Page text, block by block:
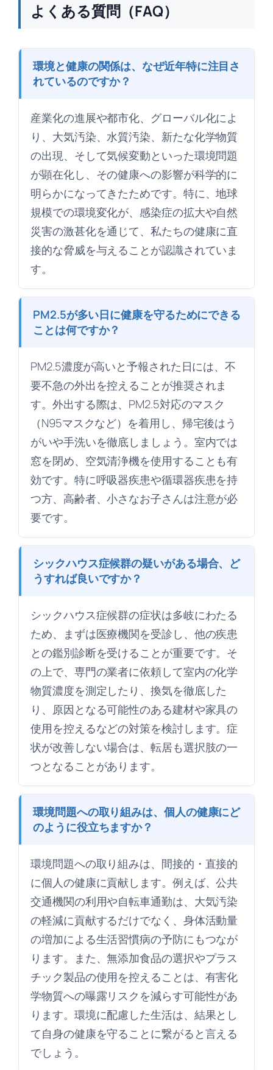
よくある質問（FAQ）
環境と健康の関係は、なぜ近年特に注目さ
れているのですか？
産業化の進展や都市化、グローバル化によ
り、大気汚染、水質汚染、新たな化学物質
の出現、そして気候変動といった環境問題
が顕在化し、その健康への影響が科学的に
明らかになってきたためです。特に、地球
規模での環境変化が、感染症の拡大や自然
災害の激甚化を通じて、私たちの健康に直
接的な脅威を与えることが認識されていま
す。
PM2.5が多い日に健康を守るためにできる
ことは何ですか？
PM2.5濃度が高いと予報された日には、不
要不急の外出を控えることが推奨されま
す。外出する際は、PM2.5対応のマスク
（N95マスクなど）を着用し、帰宅後はう
がいや手洗いを徹底しましょう。室内では
窓を閉め、空気清浄機を使用することも有
効です。特に呼吸器疾患や循環器疾患を持
つ方、高齢者、小さなお子さんは注意が必
要です。
シックハウス症候群の疑いがある場合、ど
うすれば良いですか？
シックハウス症候群の症状は多岐にわたる
ため、まずは医療機関を受診し、他の疾患
との鑑別診断を受けることが重要です。そ
の上で、専門の業者に依頼して室内の化学
物質濃度を測定したり、換気を徹底した
り、原因となる可能性のある建材や家具の
使用を控えるなどの対策を検討します。症
状が改善しない場合は、転居も選択肢の一
つとなることがあります。
環境問題への取り組みは、個人の健康にど
のように役立ちますか？
環境問題への取り組みは、間接的・直接的
に個人の健康に貢献します。例えば、公共
交通機関の利用や自転車通勤は、大気汚染
の軽減に貢献するだけでなく、身体活動量
の増加による生活習慣病の予防にもつなが
ります。また、無添加食品の選択やプラス
チック製品の使用を控えることは、有害化
学物質への曝露リスクを減らす可能性があ
ります。環境に配慮した生活は、結果とし
て自身の健康を守ることに繋がると言える
でしょう。